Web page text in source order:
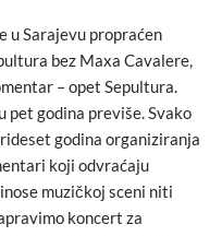
u Sarajevu propraćen
bez Maxa Cavalere,
– opet Sepultura.
pet godina previše. Svako
godina organiziranja
koji odvraćaju
muzičkoj sceni niti
koncert za